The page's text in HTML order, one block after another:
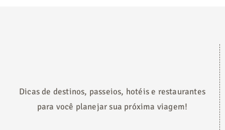
Dicas de destinos, passeios, hotéis e restaurantes
para você planejar sua próxima viagem!